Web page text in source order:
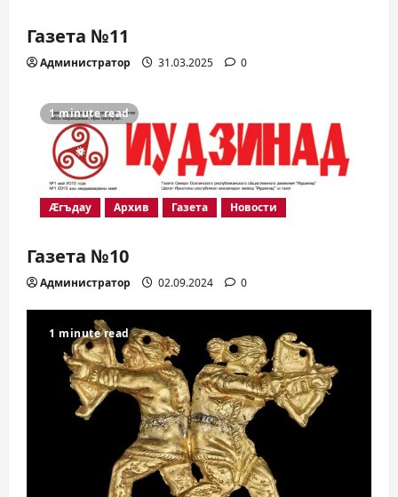
Газета №11
Администратор 31.03.2025 0
1 minute read
Æгъдау Архив Газета Новости
Газета №10
Администратор 02.09.2024 0
1 minute read